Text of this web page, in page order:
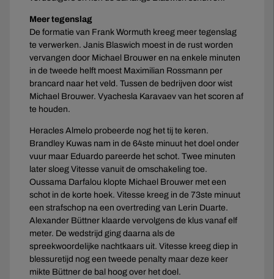
Meer tegenslag
De formatie van Frank Wormuth kreeg meer tegenslag
te verwerken. Janis Blaswich moest in de rust worden
vervangen door Michael Brouwer en na enkele minuten
in de tweede helft moest Maximilian Rossmann per
brancard naar het veld. Tussen de bedrijven door wist
Michael Brouwer. Vyachesla Karavaev van het scoren af
te houden.
Heracles Almelo probeerde nog het tij te keren.
Brandley Kuwas nam in de 64ste minuut het doel onder
vuur maar Eduardo pareerde het schot. Twee minuten
later sloeg Vitesse vanuit de omschakeling toe.
Oussama Darfalou klopte Michael Brouwer met een
schot in de korte hoek. Vitesse kreeg in de 73ste minuut
een strafschop na een overtreding van Lerin Duarte.
Alexander Büttner klaarde vervolgens de klus vanaf elf
meter. De wedstrijd ging daarna als de
spreekwoordelijke nachtkaars uit. Vitesse kreeg diep in
blessuretijd nog een tweede penalty maar deze keer
mikte Büttner de bal hoog over het doel.